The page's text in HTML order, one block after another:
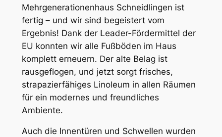
Mehrgenerationenhaus Schneidlingen ist
fertig – und wir sind begeistert vom
Ergebnis! Dank der Leader-Fördermittel der
EU konnten wir alle Fußböden im Haus
komplett erneuern. Der alte Belag ist
rausgeflogen, und jetzt sorgt frisches,
strapazierfähiges Linoleum in allen Räumen
für ein modernes und freundliches
Ambiente.
Auch die Innentüren und Schwellen wurden